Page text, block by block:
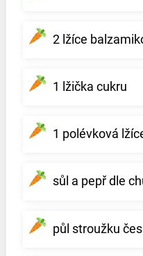
2 lžíce
1 lžička cukru
1 polévková
sůl a pepř dle
půl stroužku